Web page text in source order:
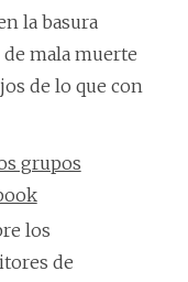
la basura
mala muerte
de lo que con
grupos
los
de